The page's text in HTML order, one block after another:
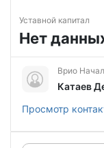
Уставной капитал
Нет
Врио
Катаев
Просмотр